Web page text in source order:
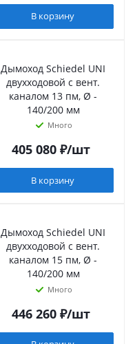
В корзину
Дымоход Schiedel UNI
двухходовой с вент.
каналом 13 пм, Ø -
140/200 мм
Много
405 080₽/шт
В корзину
Дымоход Schiedel UNI
двухходовой с вент.
каналом 15 пм, Ø -
140/200 мм
Много
446 260₽/шт